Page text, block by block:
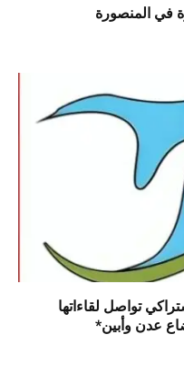
في المنصورة
تواصل لقاءاتها
عدن وأبين*